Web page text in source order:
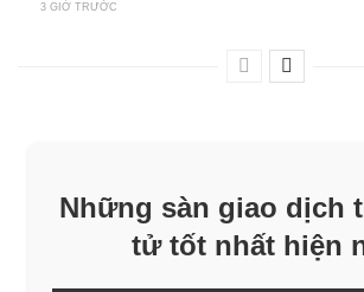
3 GIỜ TRƯỚC
Những sàn giao dịch
tử tốt nhất hiện